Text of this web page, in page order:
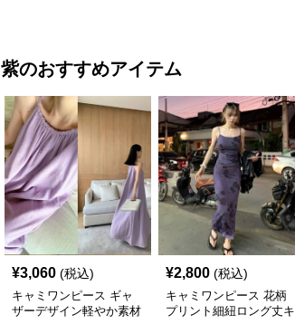
紫のおすすめアイテム
¥3,060 (税込)
キャミワンピース ギャ
ザーデザイン軽やか素材
¥2,800 (税込)
キャミワンピース 花柄
プリント細紐ロング丈キ